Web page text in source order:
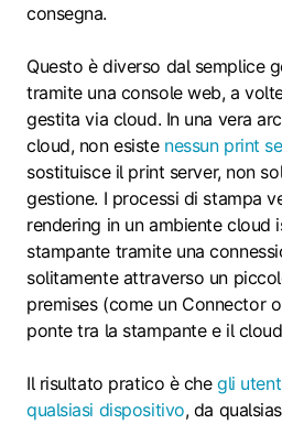
consegna.
Questo è diverso dal semplice
tramite una console web, a
gestita via cloud. In una vera
cloud, non esiste nessun print
sostituisce il print server, non
gestione. I processi di stampa
rendering in un ambiente cloud
stampante tramite una
solitamente attraverso un
premises (come un Connector
ponte tra la stampante e il
Il risultato pratico è chegli
qualsiasi dispositivo, da